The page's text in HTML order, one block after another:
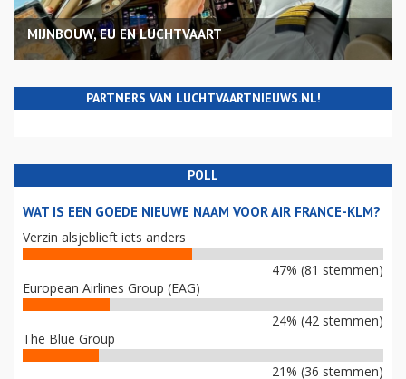
MIJNBOUW, EU EN LUCHTVAART
PARTNERS VAN LUCHTVAARTNIEUWS.NL!
POLL
WAT IS EEN GOEDE NIEUWE NAAM VOOR AIR FRANCE-KLM?
Verzin alsjeblieft iets anders
47% (81 stemmen)
European Airlines Group (EAG)
24% (42 stemmen)
The Blue Group
21% (36 stemmen)